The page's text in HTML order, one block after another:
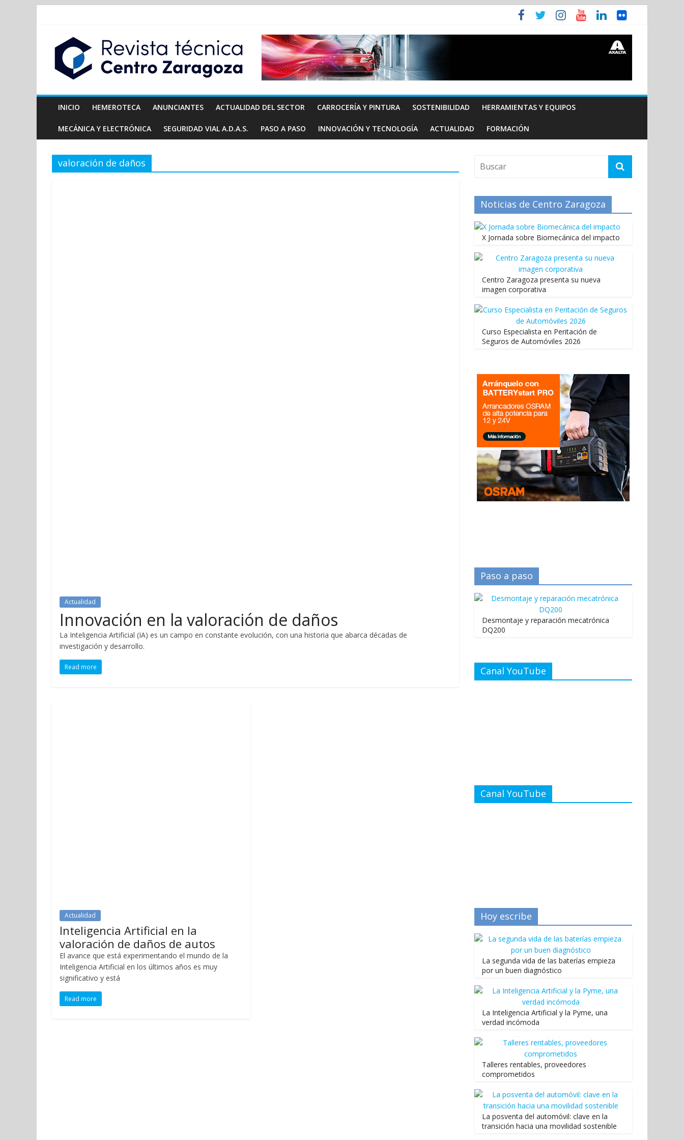
INICIO HEMEROTECA ANUNCIANTES ACTUALIDAD DEL SECTOR CARROCERÍA Y PINTURA SOSTENIBILIDAD HERRAMIENTAS Y EQUIPOS
MECÁNICA Y ELECTRÓNICA SEGURIDAD VIAL A.D.A.S. PASO A PASO INNOVACIÓN Y TECNOLOGÍA ACTUALIDAD FORMACIÓN
valoración de daños
Actualidad
Innovación en la valoración de daños
La Inteligencia Artificial (IA) es un campo en constante evolución, con una historia que abarca décadas de
investigación y desarrollo.
Read more
Actualidad
Inteligencia Artificial en la
valoración de daños de autos
El avance que está experimentando el mundo de la
Inteligencia Artificial en los últimos años es muy
significativo y está
Read more
Noticias de Centro Zaragoza
X Jornada sobre Biomecánica del impacto
Centro Zaragoza presenta su nueva
imagen corporativa
Curso Especialista en Peritación de
Seguros de Automóviles 2026
Paso a paso
Desmontaje y reparación mecatrónica
DQ200
Canal YouTube
Canal YouTube
Hoy escribe
La segunda vida de las baterías empieza
por un buen diagnóstico
La Inteligencia Artificial y la Pyme, una
verdad incómoda
Talleres rentables, proveedores
comprometidos
La posventa del automóvil: clave en la
transición hacia una movilidad sostenible